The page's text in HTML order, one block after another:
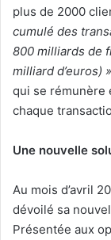
plus de 2000
cumulé des
800 milliards de
milliard d’euros) »
qui se rémunère
chaque
Une nouvelle
Au mois d’avril
dévoilé sa
Présentée aux